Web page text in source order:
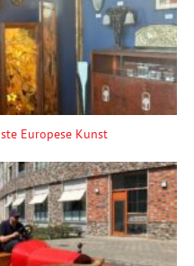
Europese Kunst